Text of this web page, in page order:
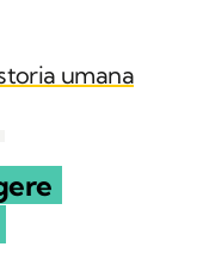
umana